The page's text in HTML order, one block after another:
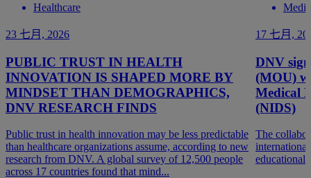
Healthcare
23 七月, 2026
PUBLIC TRUST IN HEALTH
INNOVATION IS SHAPED MORE BY
MINDSET THAN DEMOGRAPHICS,
DNV RESEARCH FINDS
Public trust in health innovation may be less predictable
than healthcare organizations assume, according to new
research from DNV. A global survey of 12,500 people
across 17 countries found that mind...
17 七月,
DNV
(MOU)
Medical
(NIDS)
The
educational